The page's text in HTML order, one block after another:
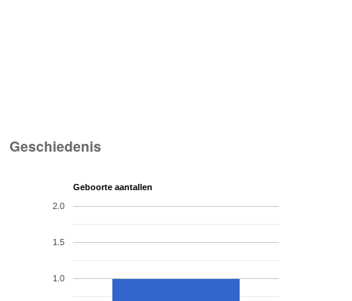
Geschiedenis
Geboorte aantallen
1.0
1.5
2.0